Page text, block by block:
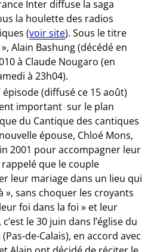
Inter diffuse la saga
la houlette des radios
(voir site). Sous le titre
», Alain Bashung (décédé en
à Claude Nougaro (en
à 23h04).
épisode (diffusé ce 15 août)
important sur le plan
du Cantique des cantiques
épouse, Chloé Mons,
2001 pour accompagner leur
rappelé que le couple
leur mariage dans un lieu qui
», sans choquer les croyants
foi dans la foi » et leur
le 30 juin dans l’église du
de-Calais), en accord avec